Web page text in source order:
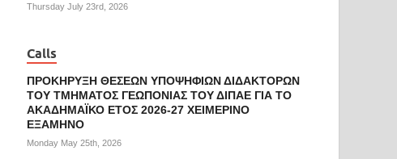
Thursday July 23rd, 2026
Calls
ΠΡΟΚΗΡΥΞΗ ΘΕΣΕΩΝ ΥΠΟΨΗΦΙΩΝ ΔΙΔΑΚΤΟΡΩΝ
ΤΟΥ ΤΜΗΜΑΤΟΣ ΓΕΩΠΟΝΙΑΣ ΤΟΥ ΔΙΠΑΕ ΓΙΑ ΤΟ
ΑΚΑΔΗΜΑΪΚΟ ΕΤΟΣ 2026-27 ΧΕΙΜΕΡΙΝΟ
ΕΞΑΜΗΝΟ
Monday May 25th, 2026